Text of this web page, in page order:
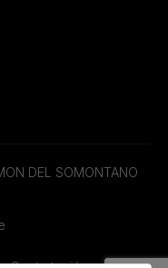
DEL SOMONTANO